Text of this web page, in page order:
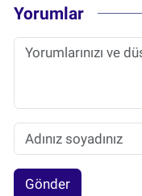
Yorumlar
Gönder